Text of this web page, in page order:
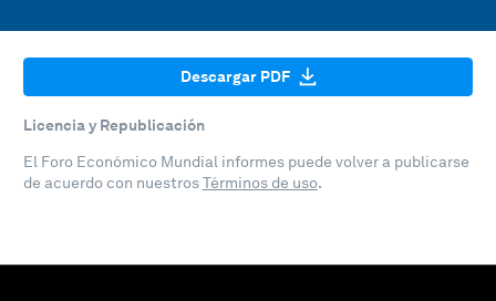
Descargar PDF
Licencia y Republicación
El Foro Económico Mundial informes puede volver a publicarse
de acuerdo con nuestrosTérminos de uso.